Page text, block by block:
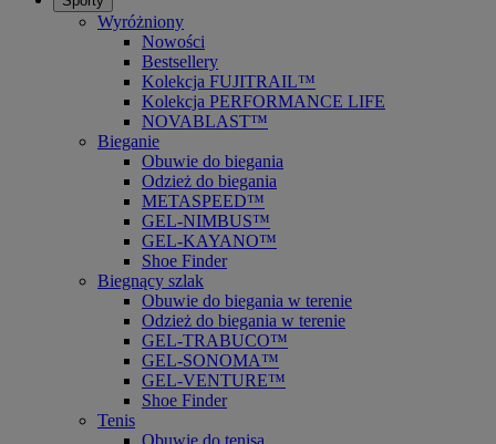
Wyróżniony
Nowości
Bestsellery
Kolekcja FUJITRAIL™
Kolekcja PERFORMANCE LIFE
NOVABLAST™
Bieganie
Obuwie do biegania
Odzież do biegania
METASPEED™
GEL-NIMBUS™
GEL-KAYANO™
Shoe Finder
Biegnący szlak
Obuwie do biegania w terenie
Odzież do biegania w terenie
GEL-TRABUCO™
GEL-SONOMA™
GEL-VENTURE™
Shoe Finder
Tenis
Obuwie do tenisa